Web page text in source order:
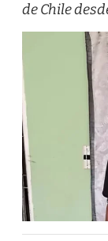
de Chile